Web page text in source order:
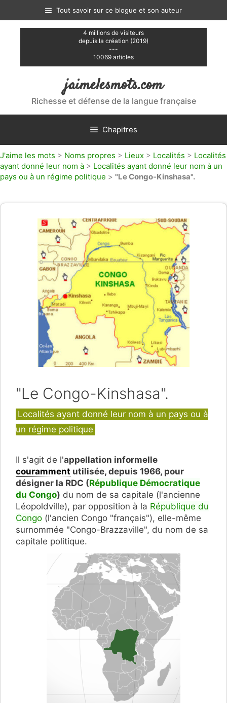
contenu
Tout savoir sur ce blogue et son auteur
4 millions de visiteurs
depuis la création (2019)
---
10069 articles
jaimelesmots.com
Richesse et défense de la langue française
Chapitres
J'aime les mots > Noms propres > Lieux > Localités > Localités
ayant donné leur nom à > Localités ayant donné leur nom à un
pays ou à un régime politique > "Le Congo-Kinshasa".
"Le Congo-Kinshasa".
Catégories
Localités ayant donné leur nom à un pays ou à
un régime politique
Il s'agit de l'appellation informelle
couramment utilisée, depuis 1966, pour
désigner la RDC (République Démocratique
du Congo) du nom de sa capitale (l'ancienne
Léopoldville), par opposition à la République du
Congo (l'ancien Congo "français"), elle-même
surnommée "Congo-Brazzaville", du nom de sa
capitale politique.